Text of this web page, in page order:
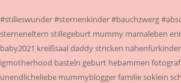
#stilleswunder #sternenkinder #bauchzwerg
sterneneltern stillegeburt mummy mamaleben
baby2021 kreißsaal daddy stricken
igmotherhood basteln geburt hebammen
unendlicheliebe mummyblogger familie soklein